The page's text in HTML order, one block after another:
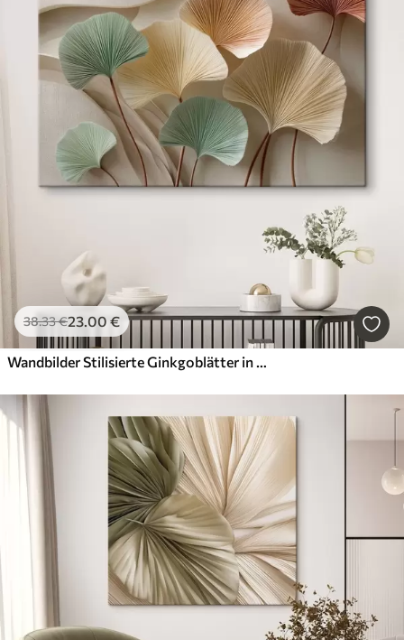
38.33€23.00 €
Wandbilder Stilisierte Ginkgoblätter in ruhigen Farbtönen